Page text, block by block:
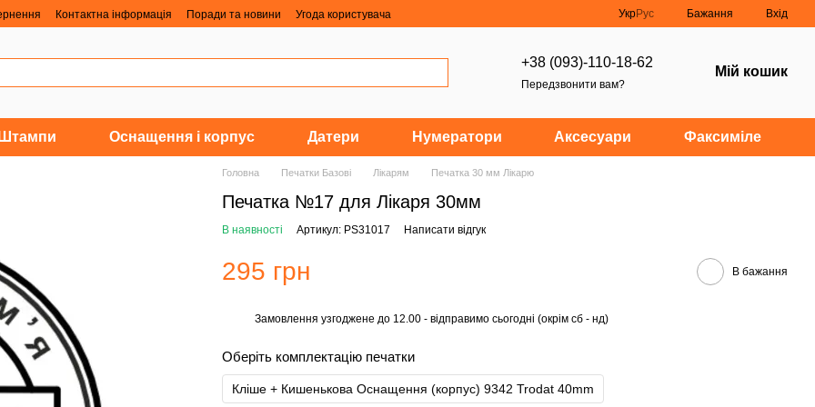
Контактна інформація Поради та новини
Угода користувача
УкрРус Бажання Вхід
+38 (093)-110-18-62
Передзвонити вам?
Мій кошик
Штампи Оснащення і корпус Датери Нумератори Аксесуари Факсиміле
Головна Печатки Базові Лікарям Печатка 30 мм Лікарю
Печатка №17 для Лікаря 30мм
В наявності Артикул: PS31017 Написати відгук
295 грн В бажання
Замовлення узгоджене до 12.00 - відправимо сьогодні (окрім сб - нд)
Оберіть комплектацію печатки
Кліше + Кишенькова Оснащення (корпус) 9342 Trodat 40mm